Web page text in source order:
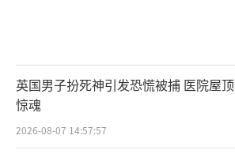
英国男子扮死神引发恐慌被捕 医院屋顶
惊魂
2026-08-07 14:57:57